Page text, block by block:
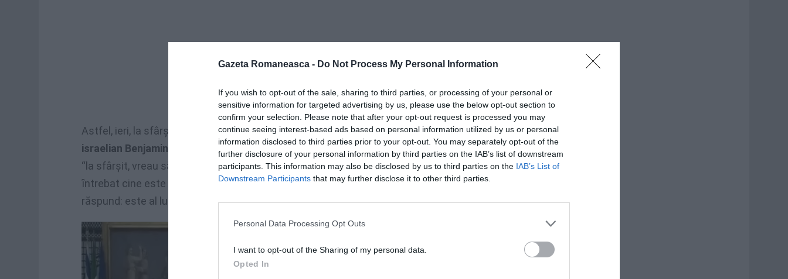
Gazeta Romaneasca - Do Not Process My Personal Information
If you wish to opt-out of the sale, sharing to third parties, or processing of your personal or
sensitive information for targeted advertising by us, please use the below opt-out section to
confirm your selection. Please note that after your opt-out request is processed you may
continue seeing interest-based ads based on personal information utilized by us or personal
information disclosed to third parties prior to your opt-out. You may separately opt-out of the
further disclosure of your personal information by third parties on the IAB’s list of downstream
participants. This information may also be disclosed by us to third parties on the IAB’s List of
Downstream Participants that may further disclose it to other third parties.
Personal Data Processing Opt Outs
I want to opt-out of the Sharing of my personal data.
Opted In
Astfel, ieri, la sfârşitul unei conferinţe de presă susţinute cuomologul său
israelian Benjamin Netanyahu, Berlusconi s-a adresat jurnaliştilor prezenţi ȋn sală:
“la sfârşit, vreau să aduc o informaţie culturală. Preşedintele Netanyahu m-a
ȋntrebat cine este autorul tabloului pe care ȋl avem ȋn spatele nostru, ȋn original. Ii
răspund: este al lui Andrea Appiani şi reprezintă Parnasul."
"Acela sunt eu, iar celălalt este
Mariano Apicella (cântăreţul